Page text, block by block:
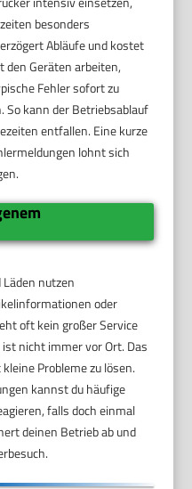
besonders
Abläufe und kostet
den Geräten arbeiten,
Fehler sofort zu
So kann der Betriebsablauf
entfallen. Eine kurze
lohnt sich
nutzen
oder
oft kein großer Service
nicht immer vor Ort. Das
Probleme zu lösen.
kannst du häufige
falls doch einmal
deinen Betrieb ab und